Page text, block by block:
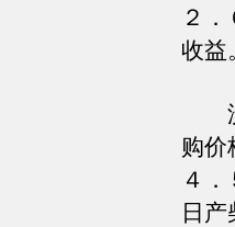
２
收益
沃
购价
４
日